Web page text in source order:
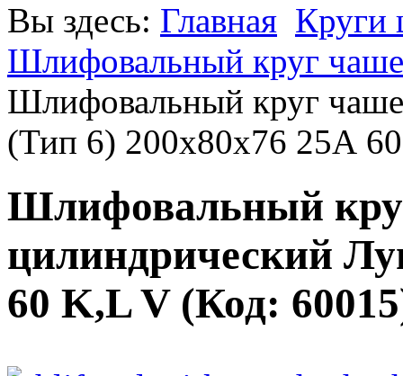
Вы здесь: Главная Круги
Шлифовальный круг
Шлифовальный круг
(Тип 6) 200х80х76 25А
Шлифовальный
цилиндрический
60 K,L V (Код: 60015